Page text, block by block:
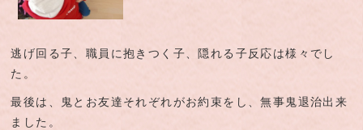
逃げ回る子、職員に抱きつく子、隠れる子反応は様々でし
た。
最後は、鬼とお友達それぞれがお約束をし、無事鬼退治出来
ました。